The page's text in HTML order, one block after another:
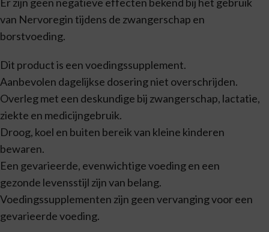
Er zijn geen negatieve effecten bekend bij het gebruik
van Nervoregin tijdens de zwangerschap en
borstvoeding.
Dit product is een voedingssupplement.
Aanbevolen dagelijkse dosering niet overschrijden.
Overleg met een deskundige bij zwangerschap, lactatie,
ziekte en medicijngebruik.
Droog, koel en buiten bereik van kleine kinderen
bewaren.
Een gevarieerde, evenwichtige voeding en een
gezonde levensstijl zijn van belang.
Voedingssupplementen zijn geen vervanging voor een
gevarieerde voeding.